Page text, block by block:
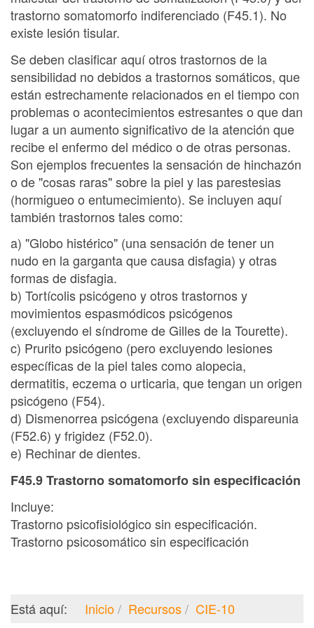
trastorno somatomorfo indiferenciado (F45.1). No
existe lesión tisular.
Se deben clasificar aquí otros trastornos de la
sensibilidad no debidos a trastornos somáticos, que
están estrechamente relacionados en el tiempo con
problemas o acontecimientos estresantes o que dan
lugar a un aumento significativo de la atención que
recibe el enfermo del médico o de otras personas.
Son ejemplos frecuentes la sensación de hinchazón
o de "cosas raras" sobre la piel y las parestesias
(hormigueo o entumecimiento). Se incluyen aquí
también trastornos tales como:
a) "Globo histérico" (una sensación de tener un
nudo en la garganta que causa disfagia) y otras
formas de disfagia.
b) Tortícolis psicógeno y otros trastornos y
movimientos espasmódicos psicógenos
(excluyendo el síndrome de Gilles de la Tourette).
c) Prurito psicógeno (pero excluyendo lesiones
específicas de la piel tales como alopecia,
dermatitis, eczema o urticaria, que tengan un origen
psicógeno (F54).
d) Dismenorrea psicógena (excluyendo dispareunia
(F52.6) y frigidez (F52.0).
e) Rechinar de dientes.
F45.9 Trastorno somatomorfo sin especificación
Incluye:
Trastorno psicofisiológico sin especificación.
Trastorno psicosomático sin especificación
Está aquí: Inicio Recursos CIE-10